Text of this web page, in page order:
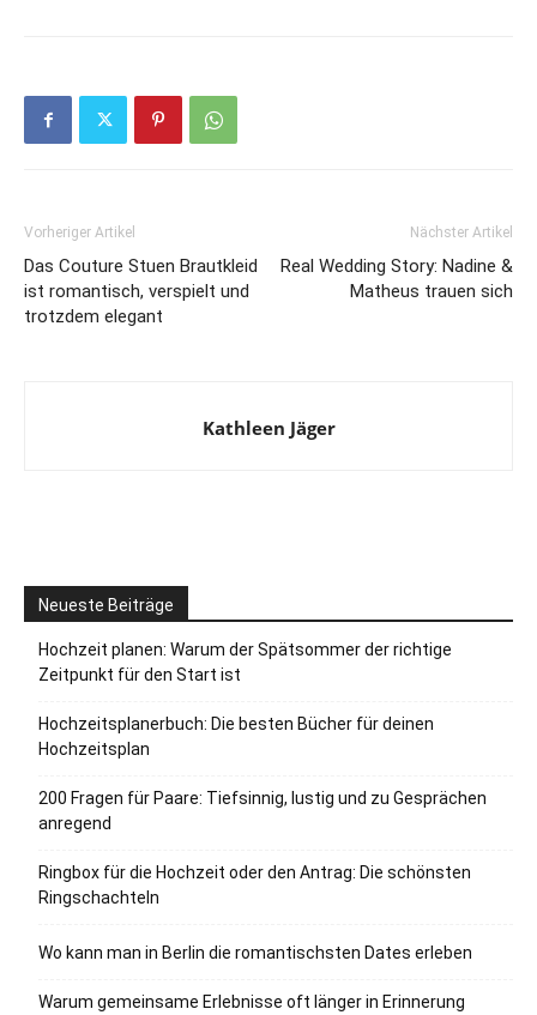
Vorheriger Artikel
Das Couture Stuen Brautkleid
ist romantisch, verspielt und
trotzdem elegant
Nächster Artikel
Real Wedding Story: Nadine &
Matheus trauen sich
Kathleen Jäger
Neueste Beiträge
Hochzeit planen: Warum der Spätsommer der richtige
Zeitpunkt für den Start ist
Hochzeitsplanerbuch: Die besten Bücher für deinen
Hochzeitsplan
200 Fragen für Paare: Tiefsinnig, lustig und zu Gesprächen
anregend
Ringbox für die Hochzeit oder den Antrag: Die schönsten
Ringschachteln
Wo kann man in Berlin die romantischsten Dates erleben
Warum gemeinsame Erlebnisse oft länger in Erinnerung